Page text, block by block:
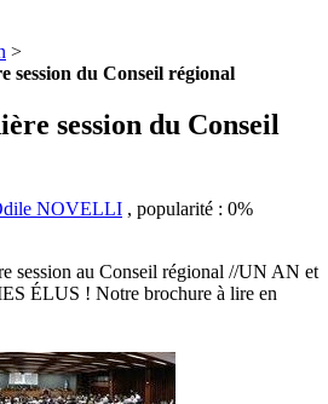
>
session du Conseil régional
session du Conseil
NOVELLI , popularité : 0%
session au Conseil régional //UN AN et
ÉLUS ! Notre brochure à lire en